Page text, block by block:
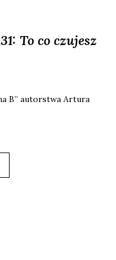
To co czujesz
B” autor­stwa Artu­ra